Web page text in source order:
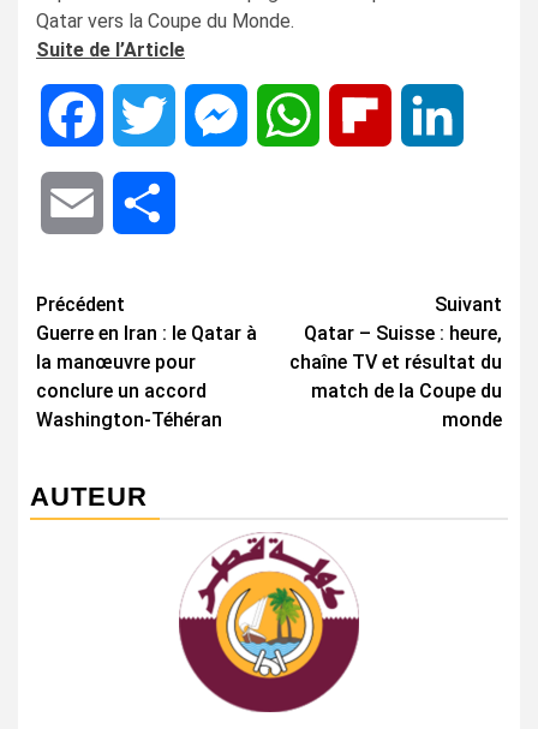
Qatar vers la Coupe du Monde.
Suite de l’Article
Facebook Twitter MessengerWhatsApp Flipboard
Email
Navigation
d’article
Précédent
Guerre en Iran : le Qatar à
la manœuvre pour
conclure un accord
Washington-Téhéran
Suivant
Qatar – Suisse : heure,
chaîne TV et résultat du
match de la Coupe du
monde
AUTEUR